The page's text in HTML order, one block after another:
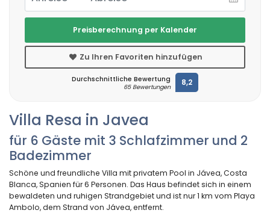
Villa Resa in Javea
für 6 Gäste mit 3 Schlafzimmer und 2
Badezimmer
Schöne und freundliche Villa mit privatem Pool in Jávea, Costa
Blanca, Spanien für 6 Personen. Das Haus befindet sich in einem
bewaldeten und ruhigen Strandgebiet und ist nur 1 km vom Playa
Ambolo, dem Strand von Jávea, entfernt.
Preisberechnung per Kalender
Zu Ihren Favoriten hinzufügen
Durchschnittliche Bewertung
65 Bewertungen 8,2